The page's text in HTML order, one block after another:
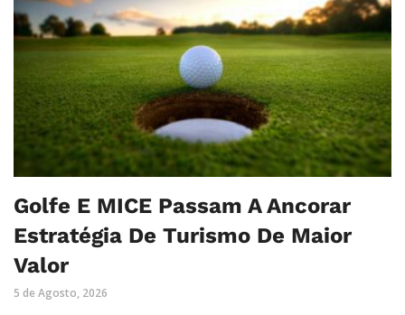
Golfe E MICE Passam A Ancorar
Estratégia De Turismo De Maior
Valor
5 de Agosto, 2026